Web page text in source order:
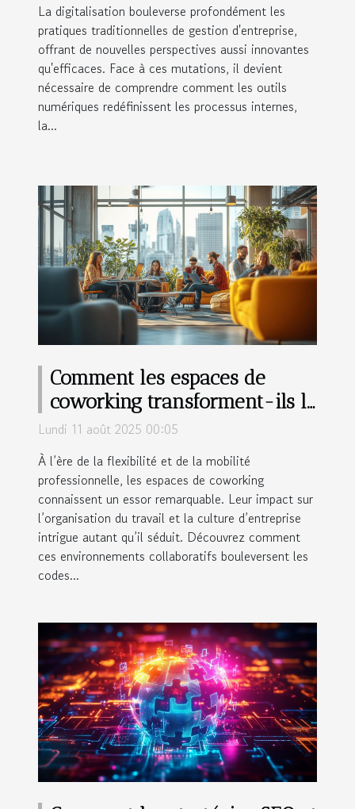
La digitalisation bouleverse profondément les
pratiques traditionnelles de gestion d'entreprise,
offrant de nouvelles perspectives aussi innovantes
qu'efficaces. Face à ces mutations, il devient
nécessaire de comprendre comment les outils
numériques redéfinissent les processus internes,
la...
Comment les espaces de
coworking transforment-ils le
monde professionnel ?
Lundi 11 août 2025 00:05
À l’ère de la flexibilité et de la mobilité
professionnelle, les espaces de coworking
connaissent un essor remarquable. Leur impact sur
l’organisation du travail et la culture d’entreprise
intrigue autant qu’il séduit. Découvrez comment
ces environnements collaboratifs bouleversent les
codes...